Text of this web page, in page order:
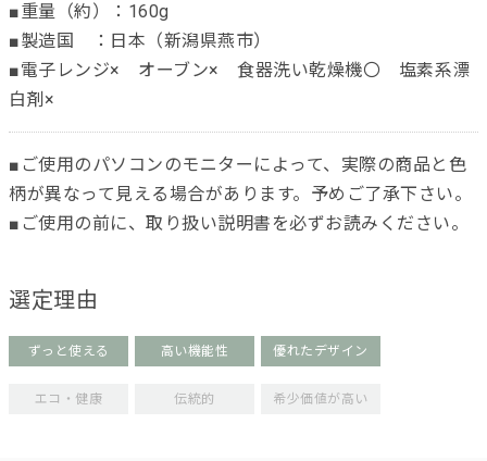
■重量（約）：160g
■製造国 ：日本（新潟県燕市）
■電子レンジ× オーブン× 食器洗い乾燥機〇 塩素系漂
白剤×
■ご使用のパソコンのモニターによって、実際の商品と色
柄が異なって見える場合があります。予めご了承下さい。
■ご使用の前に、取り扱い説明書を必ずお読みください。
選定理由
ずっと使える 高い機能性 優れたデザイン
エコ・健康 伝統的 希少価値が高い